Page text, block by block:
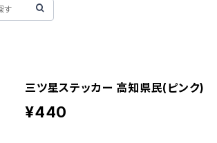
三ツ星ステッカー 高知県民(ピンク)
¥440